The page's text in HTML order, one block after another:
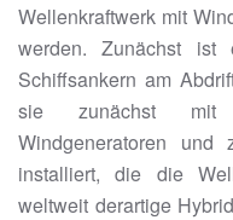
Wellenkraftwerk mit
werden. Zunächst
Schiffsankern am
sie zunächst mit
Windgeneratoren und
installiert, die die
weltweit derartige